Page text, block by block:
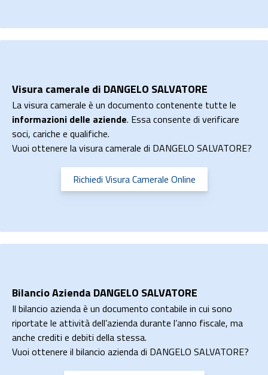
Visura camerale di DANGELO SALVATORE
La visura camerale è un documento contenente tutte le
informazioni delle aziende. Essa consente di verificare
soci, cariche e qualifiche.
Vuoi ottenere la visura camerale di DANGELO SALVATORE?
Richiedi Visura Camerale Online
Bilancio Azienda DANGELO SALVATORE
Il bilancio azienda è un documento contabile in cui sono
riportate le attività dell’azienda durante l’anno fiscale, ma
anche crediti e debiti della stessa.
Vuoi ottenere il bilancio azienda di DANGELO SALVATORE?